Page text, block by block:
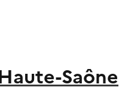
Saône